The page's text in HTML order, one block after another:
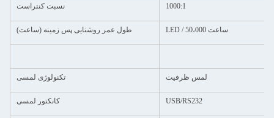
نسبت کنتراست 1000:1
طول عمر روشنایی پس زمینه (ساعت) LED / 50،000 ساعت
تکنولوژی لمسی لمس ظرفیت
کانکتور لمسی USB/RS232